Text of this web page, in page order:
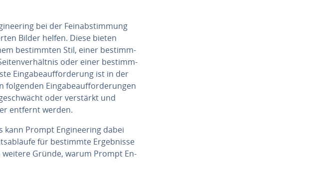
bei der Fein­ab­stim­mung
Bilder helfen. Diese bieten
be­stimm­ten Stil, einer be­stimm­
oder einer be­stimm­
Ein­ga­be­auf­for­de­rung ist in der
folgenden Ein­ga­be­auf­for­de­run­gen
oder verstärkt und
entfernt werden.
kann Prompt En­gi­nee­ring dabei
für bestimmte Er­geb­nis­se
Gründe, warum Prompt En­